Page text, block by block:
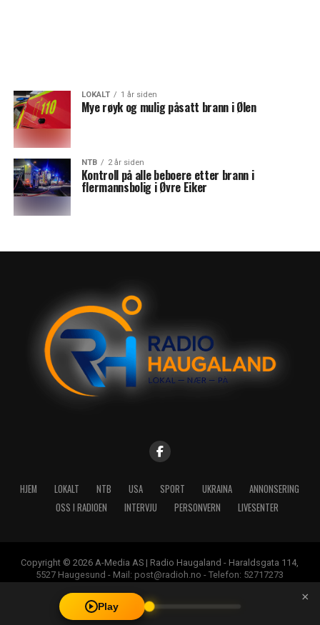
LOKALT 1 år siden
Mye røyk og mulig påsatt brann i Ølen
NTB 2 år siden
Kontroll på alle beboere etter brann i
flermannsbolig i Øvre Eiker
HJEM LOKALT NTB USA SPORT UKRAINA
ANNONSERING
OSS I RADIOEN
INTERVJU PERSONVERN LIVESENTER
Copyright © 2026 A-Media AS | Radio Haugaland - Haraldsgata 114,
5527 Haugesund - Mail: post@radioh.no - Telefon: 52717273
Play
×